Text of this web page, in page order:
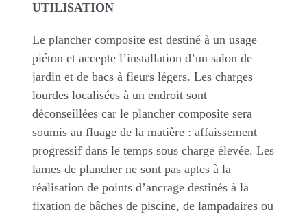
UTILISATION
Le plancher composite est destiné à un usage
piéton et accepte l’installation d’un salon de
jardin et de bacs à fleurs légers. Les charges
lourdes localisées à un endroit sont
déconseillées car le plancher composite sera
soumis au fluage de la matière : affaissement
progressif dans le temps sous charge élevée. Les
lames de plancher ne sont pas aptes à la
réalisation de points d’ancrage destinés à la
fixation de bâches de piscine, de lampadaires ou